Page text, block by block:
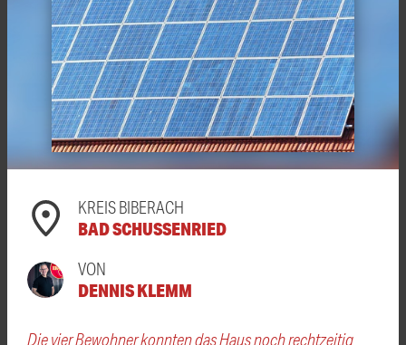
KREIS BIBERACH
BAD SCHUSSENRIED
VON
DENNIS KLEMM
Die vier Bewohner konnten das Haus noch rechtzeitig